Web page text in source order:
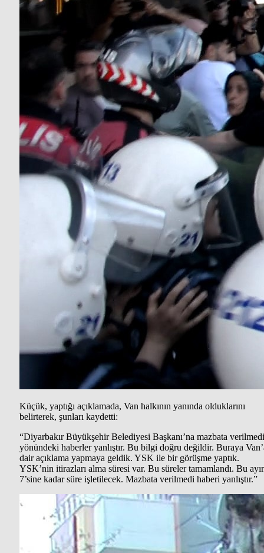
Küçük, yaptığı açıklamada, Van halkının yanında olduklarını
belirterek, şunları kaydetti:
“Diyarbakır Büyükşehir Belediyesi Başkanı’na mazbata
yönündeki haberler yanlıştır. Bu bilgi doğru değildir. Buraya
dair açıklama yapmaya geldik. YSK ile bir görüşme yaptık.
YSK’nin itirazları alma süresi var. Bu süreler tamamlandı. Bu
7’sine kadar süre işletilecek. Mazbata verilmedi haberi yanlıştır.”